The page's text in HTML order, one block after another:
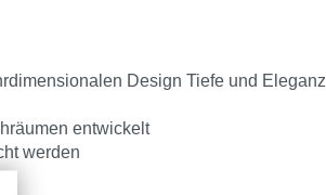
Design Tiefe und Eleganz
entwickelt
werden